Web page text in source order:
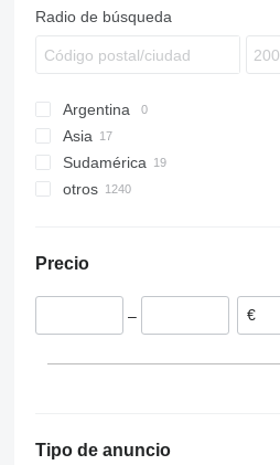
Radio de búsqueda
Argentina
Asia
Japón
China
Sudamérica
Chile
otros
España
Italia
Precio
–
Tipo de anuncio